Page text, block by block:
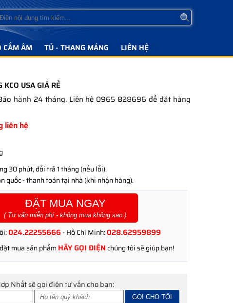
CẮM ÂM TỦ - THANG MÁNG LIÊN HỆ
USA GIÁ RẺ
hành 24 tháng. Liên hệ 0965 828696 để đặt hàng
liên hệ
30 phút, đổi trả 1 tháng (nếu lỗi).
quốc - thanh toán tại nhà (khi nhận hàng).
ĐẶT MUA NGAY
( Tư vấn miễn phí - không mua không sao )
024.22255666 - Hồ Chí Minh:028.62959899
mua sản phẩmHÃY GỌI ĐIỆN chúng tôi sẽ giúp bạn!
Nhất sẽ gọi điện tư vấn cho bạn: